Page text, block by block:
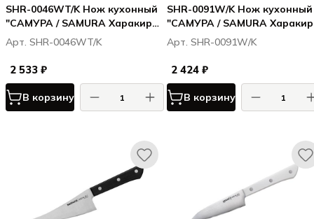
SHR-0046WT/K Нож кухонный
"САМУРА / SAMURA Харакири /
Harakiri" слайсер Tanto 230
мм, корроз.-стойкая сталь,
ABS пластик
Арт. SHR-0046WT/K
2 533 ₽
В корзину
SHR-0091W/K Нож кухонный
"САМУРА / SAMURA
Harakiri" Хаката 166 мм,
корроз.-стойкая сталь, ABS
пластик
Арт. SHR-0091W/K
2 424 ₽
В корзину